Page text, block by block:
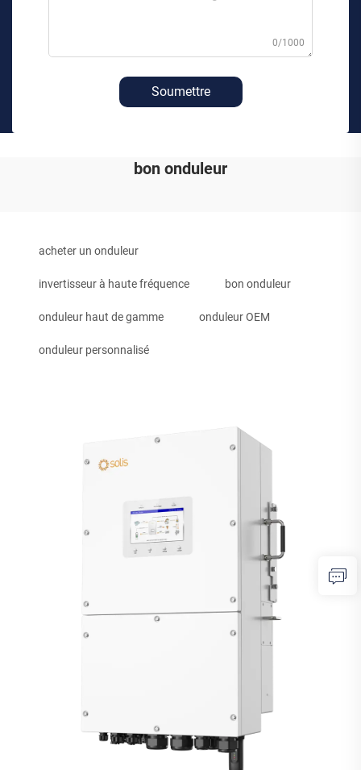
0/1000
Soumettre
bon onduleur
acheter un onduleur
invertisseur à haute fréquence bon onduleur
onduleur haut de gamme onduleur OEM
onduleur personnalisé